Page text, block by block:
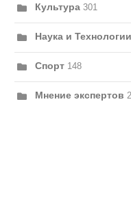
Культура 301
Наука и Технологии
Спорт 148
Мнение экспертов